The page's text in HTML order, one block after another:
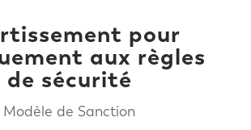
pour
aux règles
de sécurité
Modèle de Sanction